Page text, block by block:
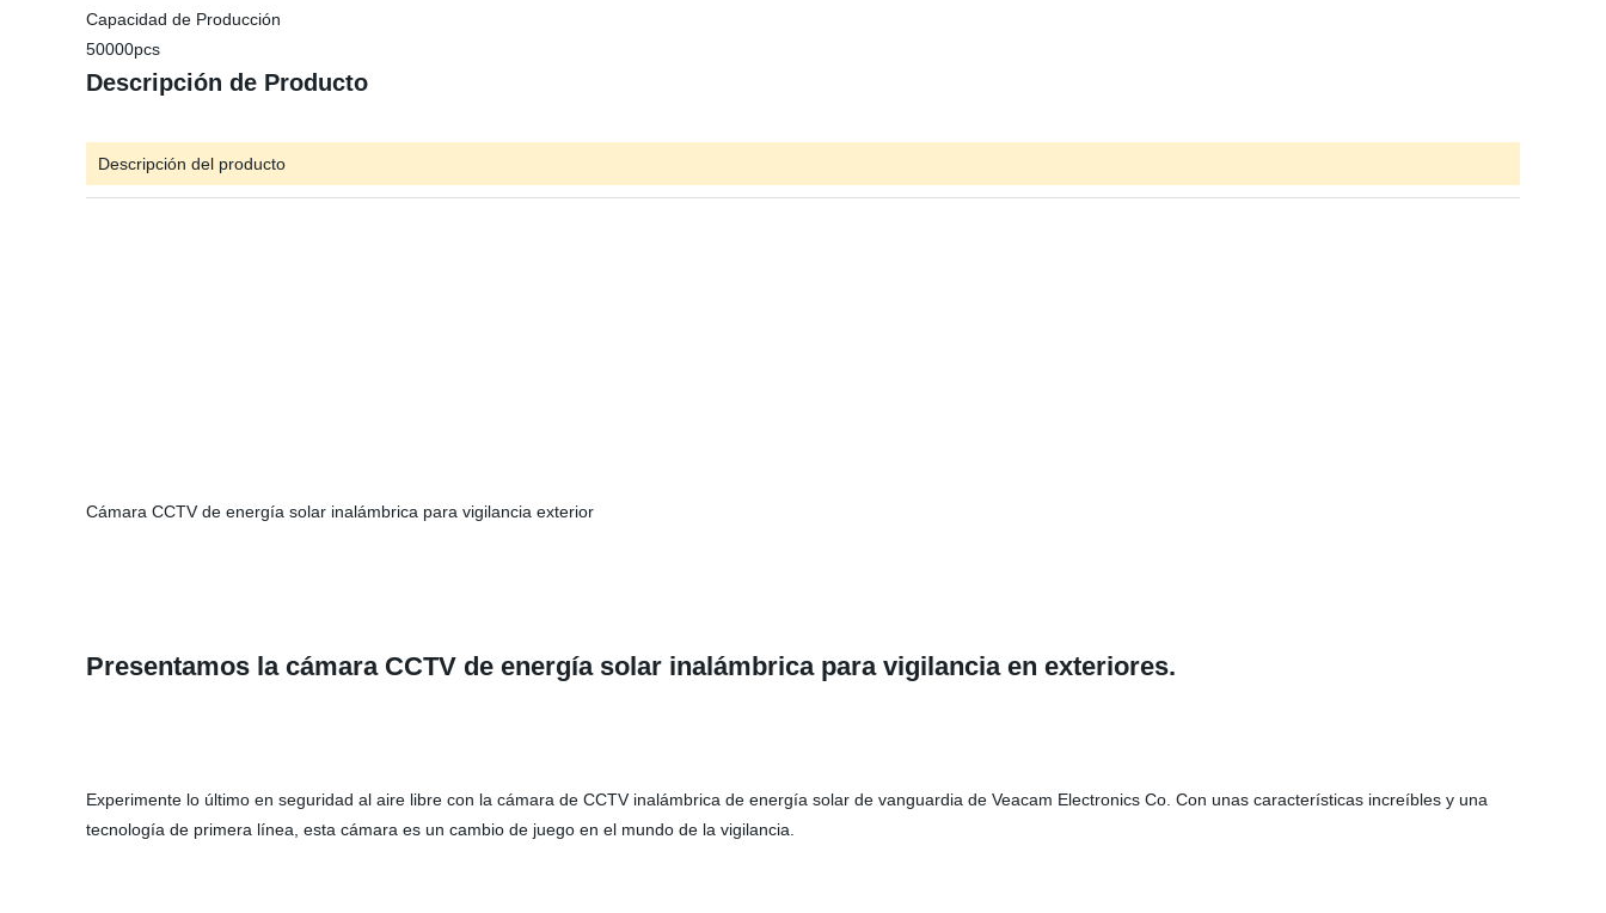
Capacidad de Producción
50000pcs
Descripción de Producto
Descripción del producto
Cámara CCTV de energía solar inalámbrica para vigilancia exterior
Presentamos la cámara CCTV de energía solar inalámbrica para vigilancia en exteriores.
Experimente lo último en seguridad al aire libre con la cámara de CCTV inalámbrica de energía solar de vanguardia de Veacam Electronics Co. Con unas características increíbles y una
tecnología de primera línea, esta cámara es un cambio de juego en el mundo de la vigilancia.